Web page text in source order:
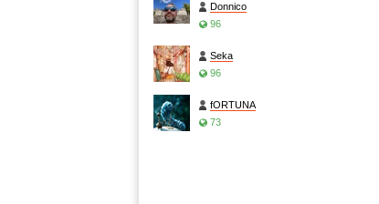
Donnico
96
Seka
96
fORTUNA
73